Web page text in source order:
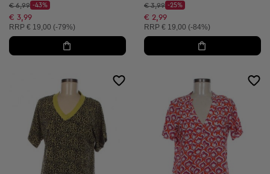
Startpreis:
€ 6,99
Discount Price:
-43%
Reduzierter Preis:
€ 3,99
Unverbindliche Preisempfehlung:
RRP € 19,00 (-79%)
Startpreis:
€ 3,99
Discount Price:
-25%
Reduzierter Preis:
€ 2,99
Unverbindliche Preisempfehlung:
RRP € 19,00 (-84%)